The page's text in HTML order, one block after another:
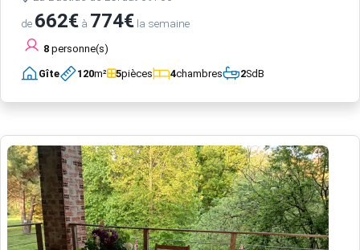
de 662€ à 774€ la semaine
8 personne(s)
Gîte 120m² 5pièces 4chambres 2SdB